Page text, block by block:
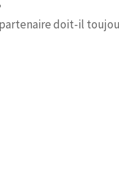
doit-il